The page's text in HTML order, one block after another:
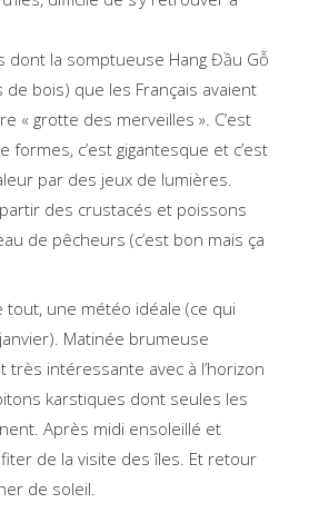
dont la somptueuse Hang Đầu Gỗ
bois) que les Français avaient
« grotte des merveilles ». C’est
formes, c’est gigantesque et c’est
par des jeux de lumières.
des crustacés et poissons
de pêcheurs (c’est bon mais ça
une météo idéale (ce qui
Matinée brumeuse
intéressante avec à l’horizon
karstiques dont seules les
Après midi ensoleillé et
de la visite des îles. Et retour
de soleil.